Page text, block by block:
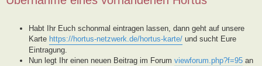
Habt Ihr Euch schonmal eintragen lassen, dann geht auf unsere
Karte https://hortus-netzwerk.de/hortus-karte/ und sucht Eure
Eintragung.
Nun legt Ihr einen neuen Beitrag im Forum viewforum.php?f=95 an